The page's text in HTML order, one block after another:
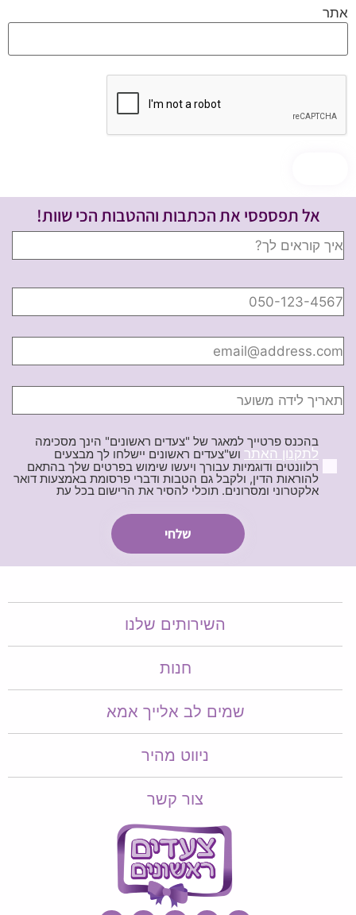
אתר
אל תפספסי את הכתבות וההטבות הכי שוות!
בהכנס פרטייך למאגר של "צעדים ראשונים" הינך מסכימה
לתקנון האתר וש"צעדים ראשונים יישלחו לך מבצעים
רלוונטים ודוגמיות עבורך ויעשו שימוש בפרטים שלך בהתאם
להוראות הדין, ולקבל גם הטבות ודברי פרסומת באמצעות דואר
אלקטרוני ומסרונים. תוכלי להסיר את הרישום בכל עת
השירותים שלנו
חנות
שמים לב אלייך אמא​​
ניווט מהיר
צור קשר